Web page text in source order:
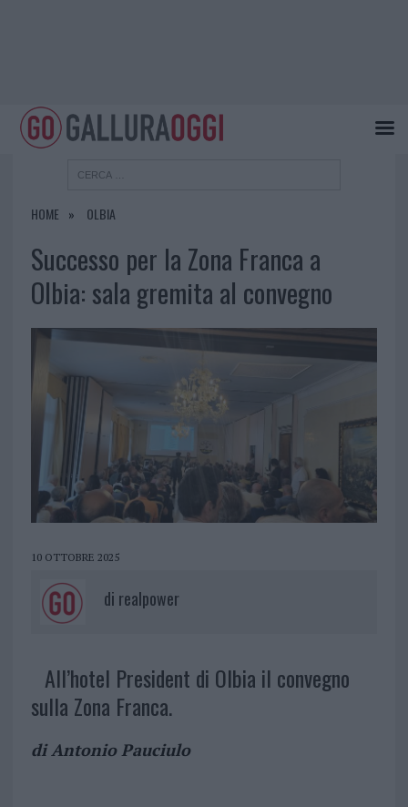
HOME OLBIA
Successo per la Zona Franca a
Olbia: sala gremita al convegno
10 OTTOBRE 2025
di realpower
All’hotel President di Olbia il convegno
sulla Zona Franca.
di Antonio Pauciulo